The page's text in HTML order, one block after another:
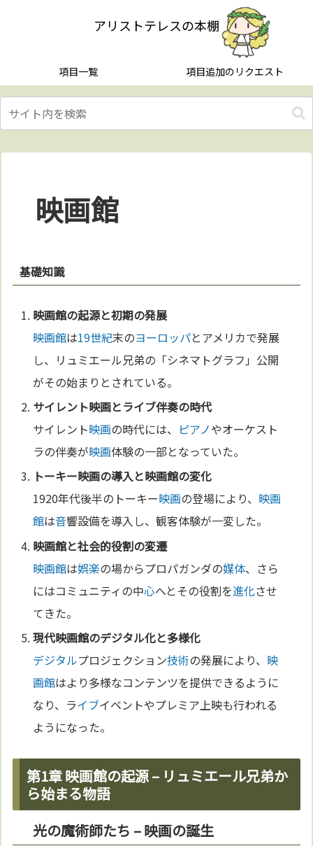
アリストテレスの本棚
項目一覧 項目追加のリクエスト
映画館
基礎知識
映画館の起源と初期の発展
映画館は19世紀末のヨーロッパとアメリカで発展
し、リュミエール兄弟の「シネマトグラフ」公開
がその始まりとされている。
サイレント映画とライブ伴奏の時代
サイレント映画の時代には、 ピアノやオーケスト
ラの伴奏が映画体験の一部となっていた。
トーキー映画の導入と映画館の変化
1920年代後半のトーキー映画の登場により、 映画
館は音響設備を導入し、観客体験が一変した。
映画館と社会的役割の変遷
映画館は娯楽の場からプロパガンダの媒体、さら
にはコミュニティの中心へとその役割を進化させ
てきた。
現代映画館のデジタル化と多様化
デジタルプロジェクション技術の発展により、 映
画館はより多様なコンテンツを提供できるように
なり、ライブイベントやプレミア上映も行われる
ようになった。
第1章 映画館の起源 – リュミエール兄弟か
ら始まる物語
光の魔術師たち – 映画の誕生